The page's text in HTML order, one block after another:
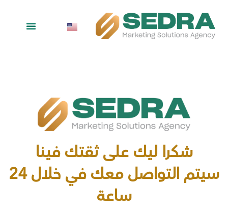
شكرا ليك على ثقتك فينا
سيتم التواصل معك في خلال 24
ساعة